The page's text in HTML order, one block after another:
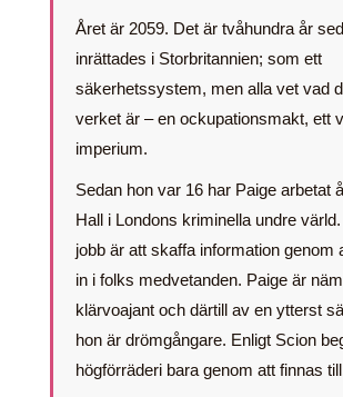
Året är 2059. Det är tvåhundra år
inrättades i Storbritannien; som ett
säkerhetssystem, men alla vet vad
verket är – en ockupationsmakt, ett
imperium.
Sedan hon var 16 har Paige arbetat
Hall i Londons kriminella undre
jobb är att skaffa information genom
in i folks medvetanden. Paige är
klärvoajant och därtill av en ytterst
hon är drömgångare. Enligt Scion
högförräderi bara genom att finnas